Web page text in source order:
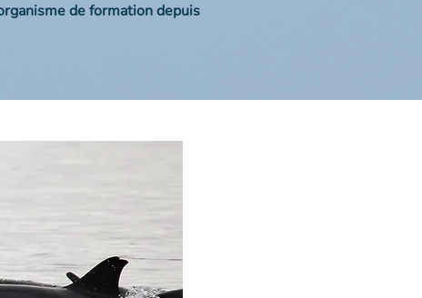
de formation depuis